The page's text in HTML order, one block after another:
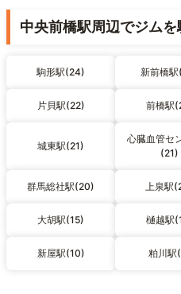
中央前橋駅周辺でジム
駒形駅(24) 新前橋
片貝駅(22) 前橋駅
城東駅(21)
心臓血管セ
(21)
群馬総社駅(20) 上泉駅
大胡駅(15) 樋越駅
新屋駅(10) 粕川駅